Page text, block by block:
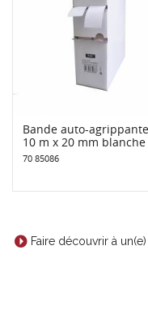
Bande auto-agrippante
10 m x 20 mm blanche
70 85086
Faire découvrir à